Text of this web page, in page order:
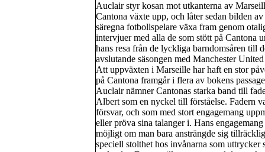
Auclair styr kosan mot utkanterna av
Cantona växte upp, och låter sedan bilden av
säregna fotbollspelare växa fram genom
intervjuer med alla de som stött på Cantona
hans resa från de lyckliga barndomsåren till
avslutande säsongen med Manchester
Att uppväxten i Marseille har haft en stor
på Cantona framgår i flera av bokens
Auclair nämner Cantonas starka band till
Albert som en nyckel till förståelse. Fadern
försvar, och som med stort engagemang
eller pröva sina talanger i. Hans
möjligt om man bara ansträngde sig
speciell stolthet hos invånarna som